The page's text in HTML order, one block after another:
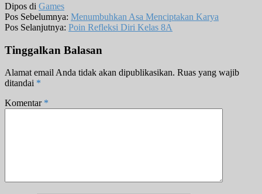
Dipos di Games
Pos Sebelumnya: Menumbuhkan Asa Menciptakan Karya
Pos Selanjutnya: Poin Refleksi Diri Kelas 8A
Tinggalkan Balasan
Alamat email Anda tidak akan dipublikasikan. Ruas yang wajib
ditandai *
Komentar *